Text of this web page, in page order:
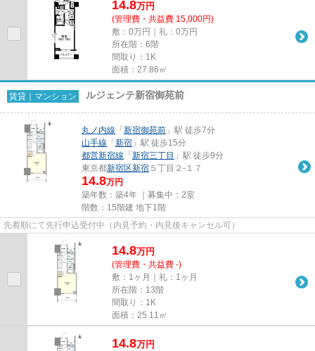
14.8万円
(管理費・共益費 15,000円)
敷：0万円｜礼：0万円
所在階：6階
間取り：1K
面積：27.86㎡
賃貸｜マンション ルジェンテ新宿御苑前
丸ノ内線 「 新宿御苑前 」駅 徒歩7分
山手線 「 新宿 」駅 徒歩15分
都営新宿線 「 新宿三丁目 」駅 徒歩9分
東京都新宿区新宿 ５丁目２-１７
14.8万円
築年数：築4年 ｜募集中： 2室
階数：15階建 地下1階
先着順にて先行申込受付中（内見予約・内見後キャンセル可）
14.8万円
(管理費・共益費 -)
敷：1ヶ月｜礼：1ヶ月
所在階：13階
間取り：1K
面積：25.11㎡
14.8万円